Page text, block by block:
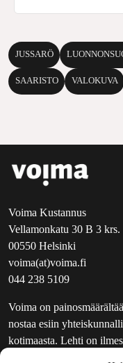
JUSSARÖ
SAARISTO VALOKUVA
Voima Kustannus
Vellamonkatu 30 B 3 krs.
00550 Helsinki
voima(at)voima.fi
044 238 5109
Voima on
nostaa esiin
kotimaasta. Lehti on